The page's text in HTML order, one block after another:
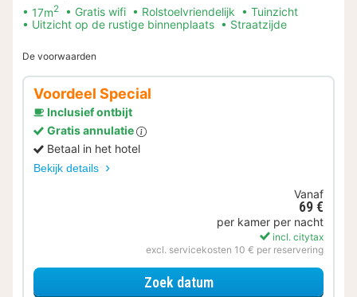
17m2 Gratis wifi Rolstoelvriendelijk
Tuinzicht
Uitzicht op de rustige binnenplaats
Straatzijde
De voorwaarden
Voordeel Special
Inclusief ontbijt
Gratis annulatie
Betaal in het hotel
Bekijk details
Vanaf
69 €
per kamer per nacht
incl. citytax
excl. servicekosten 10 € per reservering
Zoek datumvoor Voordeel Special